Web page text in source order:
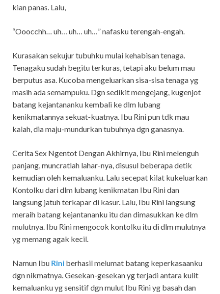
kian panas. Lalu,
“Ooocchh… uh… uh… uh…” nafasku terengah-engah.
Kurasakan sekujur tubuhku mulai kehabisan tenaga.
Tenagaku sudah begitu terkuras, tetapi aku belum mau
berputus asa. Kucoba mengeluarkan sisa-sisa tenaga yg
masih ada semampuku. Dgn sedikit mengejang, kugenjot
batang kejantananku kembali ke dlm lubang
kenikmatannya sekuat-kuatnya. Ibu Rini pun tdk mau
kalah, dia maju-mundurkan tubuhnya dgn ganasnya.
Cerita Sex Ngentot Dengan Akhirnya, Ibu Rini melenguh
panjang, muncratlah lahar-nya, disusul beberapa detik
kemudian oleh kemaluanku. Lalu secepat kilat kukeluarkan
Kontolku dari dlm lubang kenikmatan Ibu Rini dan
langsung jatuh terkapar di kasur. Lalu, Ibu Rini langsung
meraih batang kejantananku itu dan dimasukkan ke dlm
mulutnya. Ibu Rini mengocok kontolku itu di dlm mulutnya
yg memang agak kecil.
Namun Ibu Rini berhasil melumat batang keperkasaanku
dgn nikmatnya. Gesekan-gesekan yg terjadi antara kulit
kemaluanku yg sensitif dgn mulut Ibu Rini yg basah dan